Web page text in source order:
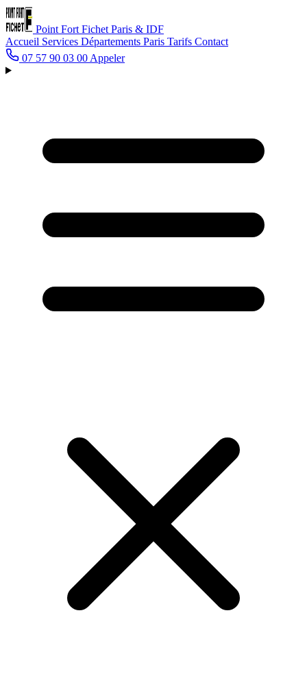
Point Fort Fichet Paris & IDF
Accueil Services Départements Paris Tarifs Contact
07 57 90 03 00 Appeler